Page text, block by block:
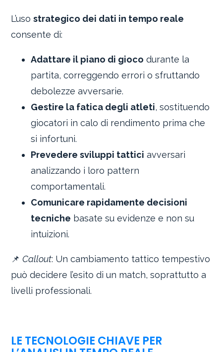
L’usostrategico dei dati in tempo reale
consente di:
Adattare il piano di gioco durante la
partita, correggendo errori o sfruttando
debolezze avversarie.
Gestire la fatica degli atleti, sostituendo
giocatori in calo di rendimento prima che
si infortuni.
Prevedere sviluppi tattici avversari
analizzando i loro pattern
comportamentali.
Comunicare rapidamente decisioni
tecniche basate su evidenze e non su
intuizioni.
📌Callout: Un cambiamento tattico tempestivo
può decidere l’esito di un match, soprattutto a
livelli professionali.
LE TECNOLOGIE CHIAVE PER